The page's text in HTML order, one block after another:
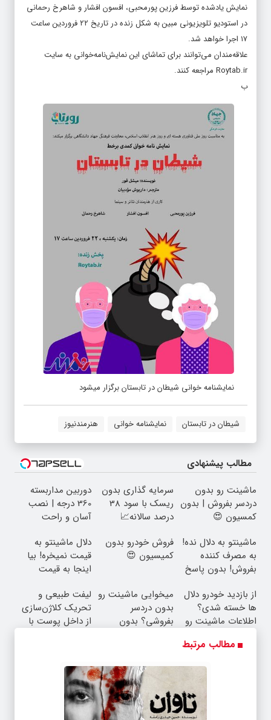
نمایش یادشده توسط فرزین پورمحبی، افسون افشار و شاهرخ رحمانی
در استودیو تلویزیونی مبین به شکل زنده در تاریخ ۲۲ فروردین ساعت
۱۷ اجرا خواهد شد.
علاقه‌مندان می‌توانند برای تماشای این نمایش‌نامه‌خوانی به سایت
Roytab.ir مراجعه کنند.
ب
نمایشنامه خوانی شیطان در تابستان برگزار میشود
شیطان در تابستان نمایشنامه خوانی هنرمندنیوز
مطالب پیشنهادی
ماشینت رو بدون
دردسر بفروش | بدون
کمسیون 😍
سرمایه گذاری بدون
ریسک با سود 38
درصد سالانه📈
دوربین مداربسته
360 درجه | نصب
آسان و راحت
ماشینتو به دلال نده!
به مصرف کننده
بفروش! بدون پاسخ
فروش خودرو بدون
کمیسیون 😍
دلال ماشینتو به
قیمت نمیخره! بیا
اینجا به قیمت
واقعی*
از بازدید خودرو دلال
ها خسته شدی؟
اطلاعات ماشینت رو
میخوایی ماشینت رو
بدون دردسر
بفروشی؟ بدون
لیفت طبیعی و
تحریک کلاژن‌سازی
از داخل پوست با
مطالب مرتبط